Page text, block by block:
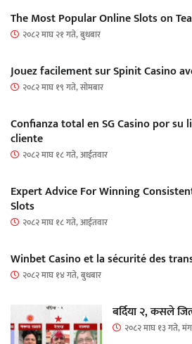
The Most Popular Online Slots on
२०८२ माघ २१ गते, बुधबार
Jouez facilement sur Spinit Casino
२०८२ माघ १९ गते, सोमबार
Confianza total en SG Casino por su
cliente
२०८२ माघ १८ गते, आईतवार
Expert Advice For Winning
Slots
२०८२ माघ १८ गते, आईतवार
Winbet Casino et la sécurité des
२०८२ माघ १४ गते, बुधबार
बर्दिया २, कसले
२०८२ माघ १३ गते,